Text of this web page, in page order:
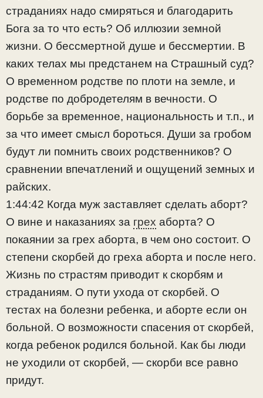
страданиях надо смиряться и благодарить
Бога за то что есть? Об иллюзии земной
жизни. О бессмертной душе и бессмертии. В
каких телах мы предстанем на Страшный суд?
О временном родстве по плоти на земле, и
родстве по добродетелям в вечности. О
борьбе за временное, национальность и т.п., и
за что имеет смысл бороться. Души за гробом
будут ли помнить своих родственников? О
сравнении впечатлений и ощущений земных и
райских.
1:44:42 Когда муж заставляет сделать аборт?
О вине и наказаниях за грех аборта? О
покаянии за грех аборта, в чем оно состоит. О
степени скорбей до греха аборта и после него.
Жизнь по страстям приводит к скорбям и
страданиям. О пути ухода от скорбей. О
тестах на болезни ребенка, и аборте если он
больной. О возможности спасения от скорбей,
когда ребенок родился больной. Как бы люди
не уходили от скорбей, — скорби все равно
придут.